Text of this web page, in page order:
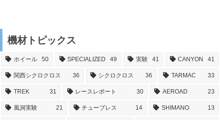
機材トピックス
ホイール 50 SPECIALIZED 49 実験 41 CANYON 41
関西シクロクロス 36 シクロクロス 36 TARMAC 33
TREK 31 レースレポート 30 AEROAD 23
風洞実験 21 チューブレス 14 SHIMANO 13